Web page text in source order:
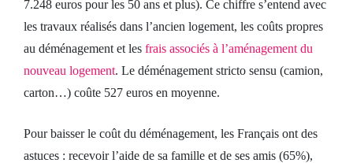
7.248 euros pour les 50 ans et plus). Ce chiffre s’entend avec
les travaux réalisés dans l’ancien logement, les coûts propres
au déménagement et les frais associés à l’aménagement du
nouveau logement. Le déménagement stricto sensu (camion,
carton…) coûte 527 euros en moyenne.
Pour baisser le coût du déménagement, les Français ont des
astuces : recevoir l’aide de sa famille et de ses amis (65%),